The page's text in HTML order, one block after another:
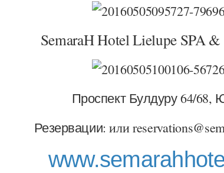
SemaraH Hotel Lielupe SPA &
Проспект Булдуру 64/68,
Резервации: или